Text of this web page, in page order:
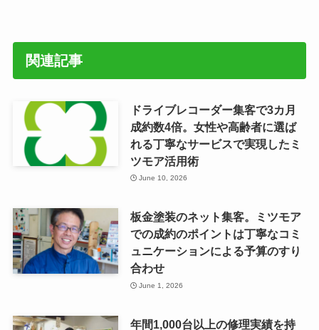
関連記事
ドライブレコーダー集客で3カ月
成約数4倍。女性や高齢者に選ば
れる丁寧なサービスで実現したミ
ツモア活用術
June 10, 2026
板金塗装のネット集客。ミツモア
での成約のポイントは丁寧なコミ
ュニケーションによる予算のすり
合わせ
June 1, 2026
年間1,000台以上の修理実績を持